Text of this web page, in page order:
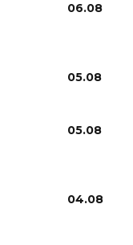
06.08
05.08
05.08
04.08